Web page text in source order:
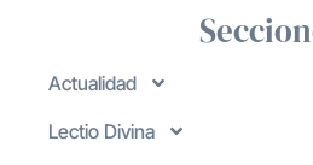
Actualidad
Lectio Divina